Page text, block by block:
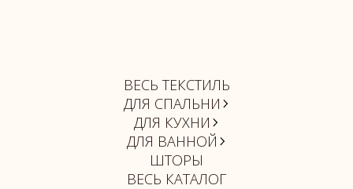
ВЕСЬ ТЕКСТИЛЬ
ДЛЯ СПАЛЬНИ
ДЛЯ КУХНИ
ДЛЯ ВАННОЙ
ШТОРЫ
ВЕСЬ КАТАЛОГ